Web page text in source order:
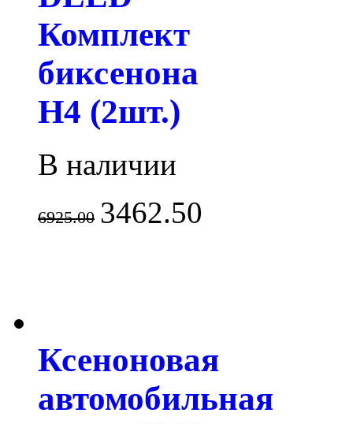
Комплект
биксенона
H4 (2шт.)
В наличии
6925.00 3462.50
Ксеноновая
автомобильная